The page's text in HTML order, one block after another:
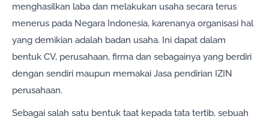
menghasilkan laba dan melakukan usaha secara terus
menerus pada Negara Indonesia, karenanya organisasi hal
yang demikian adalah badan usaha. Ini dapat dalam
bentuk CV, perusahaan, firma dan sebagainya yang berdiri
dengan sendiri maupun memakai Jasa pendirian IZIN
perusahaan.
Sebagai salah satu bentuk taat kepada tata tertib, sebuah